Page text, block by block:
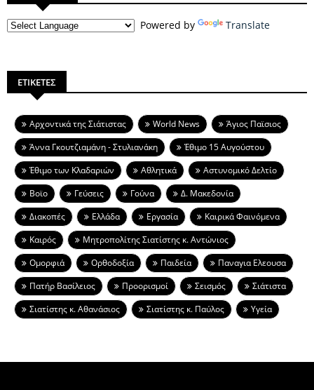
Powered by Translate
ΕΤΙΚΕΤΕΣ
Aρχοντικά της Σιάτιστας World News
Άγιος Παϊσιος
Άννα Γκουτζιαμάνη - Στυλιανάκη
Έθιμο 15 Αυγούστου
Έθιμο των Κλαδαριών
Αθλητικά
Αστυνομικό Δελτίο
Βοϊο
Γεύσεις Γούνα
Δ. Μακεδονία
Διακοπές
Ελλάδα Εργασία
Καιρικά Φαινόμενα
Καιρός
Μητροπολίτης Σιατίστης κ. Αντώνιος
Ομορφιά
Ορθοδοξία Παιδεία
Παναγια Ελεουσα
Πατήρ Βασίλειος
Προορισμοί Σεισμός
Σιάτιστα
Σιατίστης κ. Αθανάσιος
Σιατίστης κ. Παύλος Υγεία